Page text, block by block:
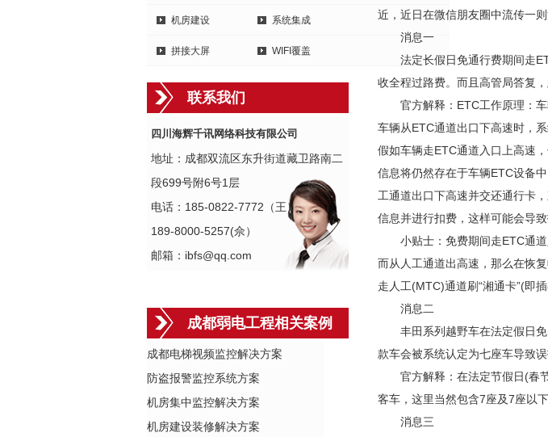
机房建设 系统集成
拼接大屏 WIFI覆盖
联系我们
四川海辉千讯网络科技有限公司
地址：成都双流区东升街道藏卫路南二
段699号附6号1层
电话：185-0822-7772（王）
189-8000-5257(佘）
邮箱：ibfs@qq.com
成都弱电工程相关案例
成都电梯视频监控解决方案
防盗报警监控系统方案
机房集中监控解决方案
机房建设装修解决方案
近，近日在微信朋友圈中流传一
消息一
法定长假日免通行费期间走
收全程过路费。而且高管局答复，
官方解释：ETC工作原理：
车辆从ETC通道出口下高速时，
假如车辆走ETC通道入口上高速
信息将仍然存在于车辆ETC设备
工通道出口下高速并交还通行卡
信息并进行扣费，这样可能会导致
小贴士：免费期间走ETC通
而从人工通道出高速，那么在恢
走人工(MTC)通道刷“湘通卡”(即
消息二
丰田系列越野车在法定假日
款车会被系统认定为七座车导致误
官方解释：在法定节假日(春
客车，这里当然包含7座及7座以
消息三